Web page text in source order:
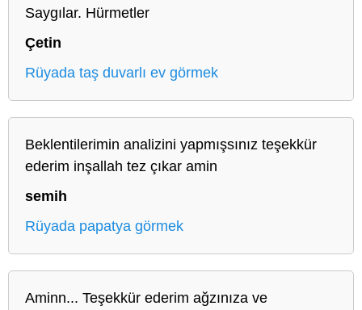
Saygılar. Hürmetler
Çetin
Rüyada taş duvarlı ev görmek
Beklentilerimin analizini yapmışsınız teşekkür
ederim inşallah tez çıkar amin
semih
Rüyada papatya görmek
Aminn... Teşekkür ederim ağzınıza ve